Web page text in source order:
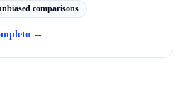
comparisons
→